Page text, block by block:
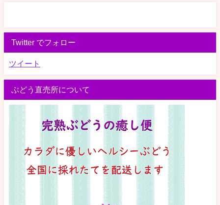
Twitter でフォロー
ツイート
ぶどう直売所について